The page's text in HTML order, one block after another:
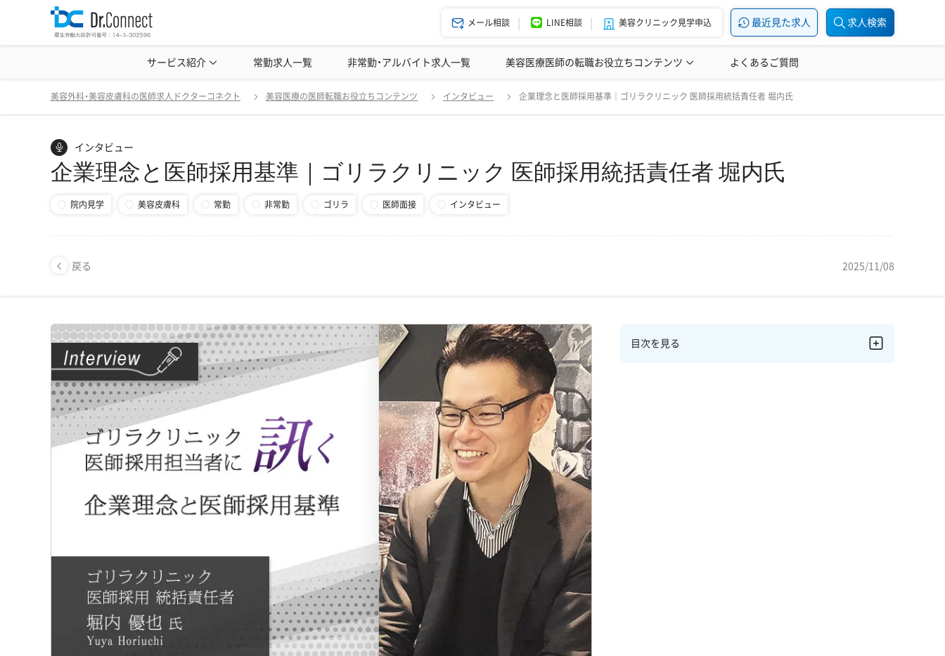
メール相談 LINE相談 美容クリニック見学申込 最近見た求人 求人検索
サービス紹介 ドクターコネクトの強み エージェント紹介
常勤求人一覧 非常勤・アルバイト求人一覧 美容医療医師の転職お役立ちコンテンツ
美容クリニック見学・研修情報 美容外科・美容皮膚科の医師転職体験談 美容クリニックインタビュー 美容医療の転職お役立ち記事 美容医療辞典
よくあるご質問
美容外科・美容皮膚科の医師求人ドクターコネクト 美容医療の医師転職お役立ちコンテンツ インタビュー 企業理念と医師採用基準｜ゴリラクリニック 医師採用統括責任者 堀内氏
インタビュー
企業理念と医師採用基準｜ゴリラクリニック 医師採用統括責任者 堀内氏
院内見学 美容皮膚科 常勤 非常勤 ゴリラ 医師面接 インタビュー
戻る 2025/11/08
戻る 企業理念と医師採用基準｜ゴリラクリニック 医師採用統括責任者 堀内氏
目次を見る